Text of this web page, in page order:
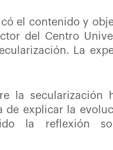
el contenido y
del Centro
La
la secularización
de explicar la
la reflexión